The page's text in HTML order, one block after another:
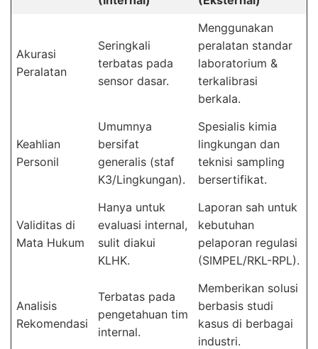
Akurasi
Peralatan
Seringkali
terbatas pada
sensor dasar.
Menggunakan
peralatan standar
laboratorium &
terkalibrasi
berkala.
Keahlian
Personil
Umumnya
bersifat
generalis (staf
K3/Lingkungan).
Spesialis kimia
lingkungan dan
teknisi sampling
bersertifikat.
Validitas di
Mata Hukum
Hanya untuk
evaluasi internal,
sulit diakui
KLHK.
Laporan sah untuk
kebutuhan
pelaporan regulasi
(SIMPEL/RKL-RPL).
Analisis
Rekomendasi
Terbatas pada
pengetahuan tim
internal.
Memberikan solusi
berbasis studi
kasus di berbagai
industri.